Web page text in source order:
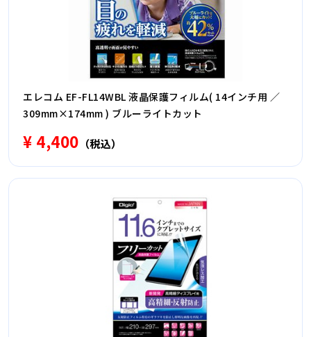
エレコム EF-FL14WBL 液晶保護フィルム( 14インチ用 ／
309mm×174mm ) ブルーライトカット
¥ 4,400 （税込）